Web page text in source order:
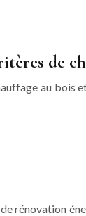
de
au
rénovation